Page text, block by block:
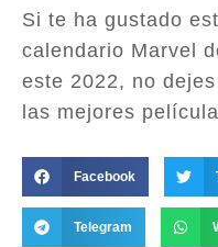
Si te ha gustado
calendario Marvel
este 2022, no
las mejores
Facebook
Telegram